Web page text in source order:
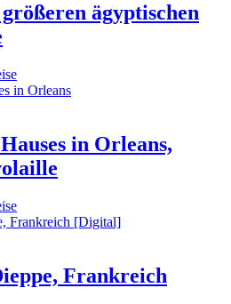
ägyptischen
in Orleans,
Frankreich